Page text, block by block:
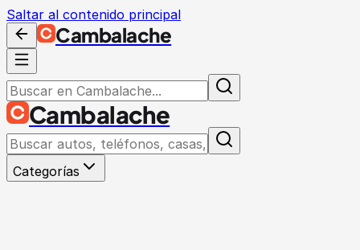
Saltar al contenido principal
Cambalache
Cambalache
Categorías